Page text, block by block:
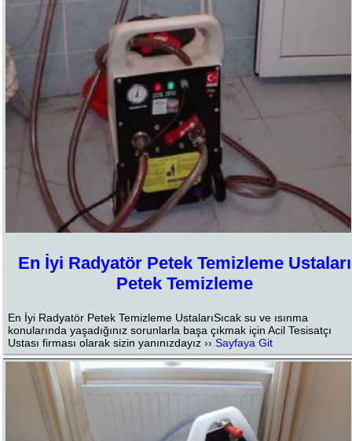
En İyi Radyatör Petek Temizleme Ustaları
Petek Temizleme
En İyi Radyatör Petek Temizleme UstalarıSıcak su ve ısınma
konularında yaşadığınız sorunlarla başa çıkmak için Acil Tesisatçı
Ustası firması olarak sizin yanınızdayız ››Sayfaya Git